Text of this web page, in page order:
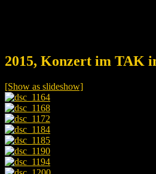
2015, Konzert im TAK
[Show as slideshow]